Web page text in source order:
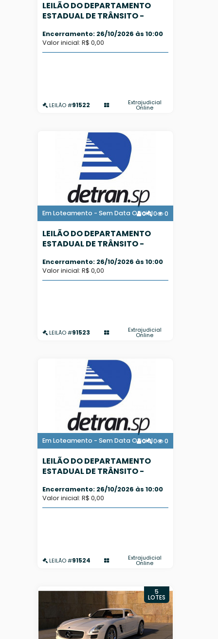
LEILÃO DO DEPARTAMENTO
ESTADUAL DE TRÂNSITO -
PREVISÃO AGOSTO/2026
Encerramento: 26/10/2026 às 10:00
Valor inicial: R$ 0,00
LEILÃO #91522 Extrajudicial
Online
Em Loteamento - Sem Data Oficial
0 0 0
LEILÃO DO DEPARTAMENTO
ESTADUAL DE TRÂNSITO -
APROVEITÁVEL - PREVISÃO
AGOSTO/2026
Encerramento: 26/10/2026 às 10:00
Valor inicial: R$ 0,00
LEILÃO #91523 Extrajudicial
Online
Em Loteamento - Sem Data Oficial
0 0 0
LEILÃO DO DEPARTAMENTO
ESTADUAL DE TRÂNSITO -
INSERVÍVEL - PREVISÃO
AGOSTO/2026
Encerramento: 26/10/2026 às 10:00
Valor inicial: R$ 0,00
LEILÃO #91524 Extrajudicial
Online
5
LOTES